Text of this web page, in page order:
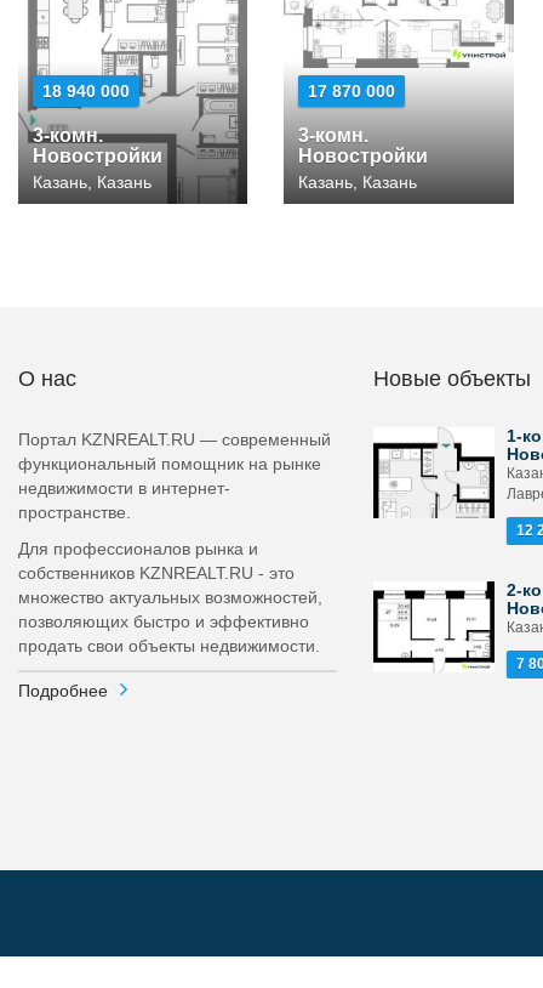
18 940 000
3-комн.
Новостройки
Казань, Казань
17 870 000
3-комн.
Новостройки
Казань, Казань
О нас
Портал KZNREALT.RU — современный
функциональный помощник на рынке
недвижимости в интернет-
пространстве.
Для профессионалов рынка и
собственников KZNREALT.RU - это
множество актуальных возможностей,
позволяющих быстро и эффективно
продать свои объекты недвижимости.
Подробнее
Новые объекты
1-
12
2-
7